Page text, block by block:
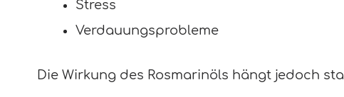
Stress
Verdauungsprobleme
Die Wirkung des Rosmarinöls hängt jedoch